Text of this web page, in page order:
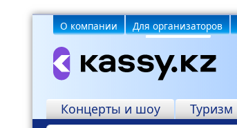
О компании Для организаторов
Учреждения
Концерты и шоу Туризм